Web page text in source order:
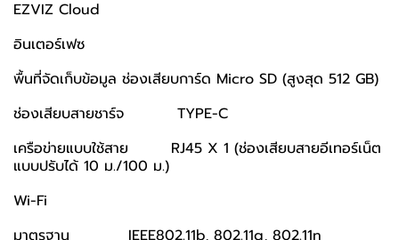
EZVIZ Cloud
อินเตอร์เฟซ
พื้นที่จัดเก็บข้อมูล ช่องเสียบการ์ด Micro SD (สูงสุด 512 GB)
ช่องเสียบสายชาร์จ TYPE-C
เครือข่ายแบบใช้สาย RJ45 X 1 (ช่องเสียบสายอีเทอร์เน็ต
แบบปรับได้ 10 ม./100 ม.)
Wi-Fi
มาตรฐาน IEEE802.11b, 802.11g, 802.11n